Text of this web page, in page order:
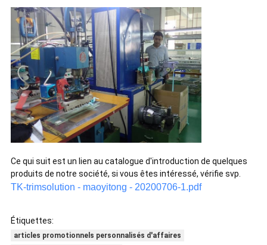
Ce qui suit est un lien au catalogue d'introduction de quelques
produits de notre société, si vous êtes intéressé, vérifie svp.
TK-trimsolution - maoyitong - 20200706-1.pdf
Étiquettes:
articles promotionnels personnalisés d'affaires